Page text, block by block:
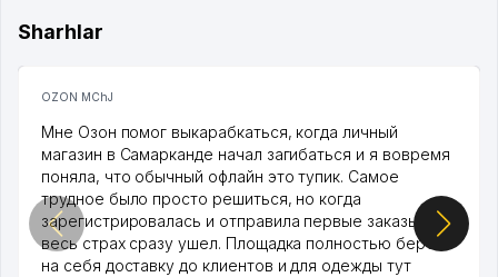
Sharhlar
OZON MChJ
Мне Озон помог выкарабкаться, когда личный
магазин в Самарканде начал загибаться и я вовремя
поняла, что обычный офлайн это тупик. Самое
трудное было просто решиться, но когда
зарегистрировалась и отправила первые заказы,
весь страх сразу ушел. Площадка полностью берет
на себя доставку до клиентов и для одежды тут